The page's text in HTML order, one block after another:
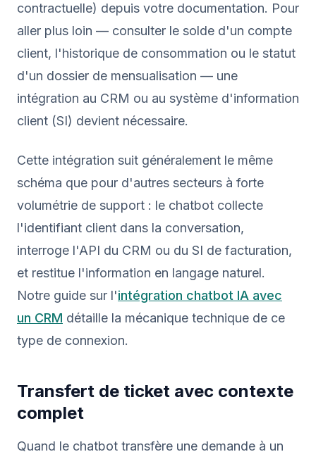
contractuelle) depuis votre documentation. Pour
aller plus loin — consulter le solde d'un compte
client, l'historique de consommation ou le statut
d'un dossier de mensualisation — une
intégration au CRM ou au système d'information
client (SI) devient nécessaire.
Cette intégration suit généralement le même
schéma que pour d'autres secteurs à forte
volumétrie de support : le chatbot collecte
l'identifiant client dans la conversation,
interroge l'API du CRM ou du SI de facturation,
et restitue l'information en langage naturel.
Notre guide sur l'intégration chatbot IA avec
un CRM détaille la mécanique technique de ce
type de connexion.
Transfert de ticket avec contexte
complet
Quand le chatbot transfère une demande à un